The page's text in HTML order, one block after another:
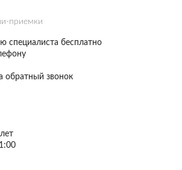
приемки
специалиста бесплатно
обратный звонок